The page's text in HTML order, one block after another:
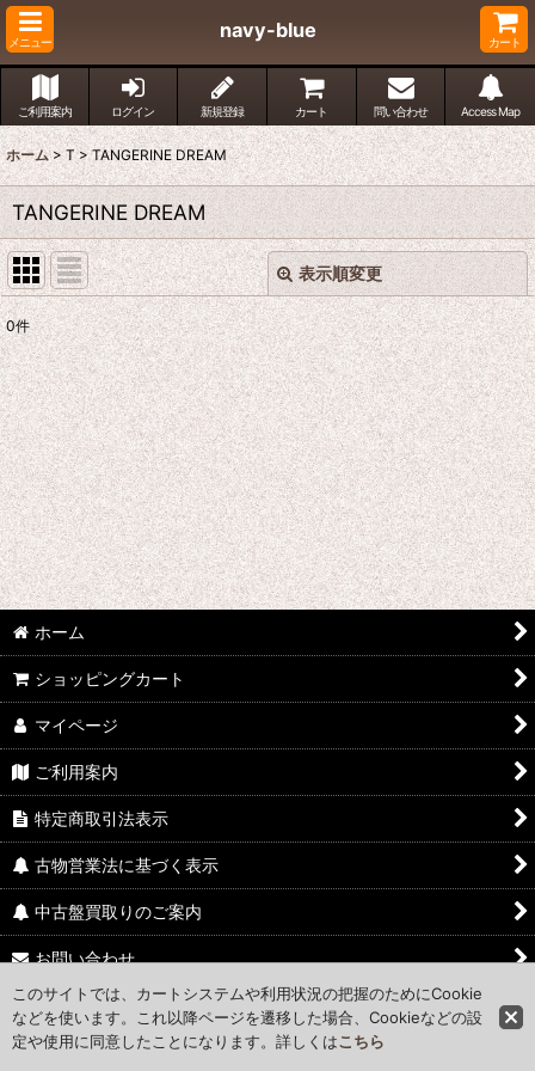
メニュー
navy-blue
カート
ご利用案内 ログイン 新規登録 カート 問い合わせ Access Map
ホーム > T > TANGERINE DREAM
TANGERINE DREAM
表示順変更
表示数:
並び順:
絞り込む
閉じる
0件
ホーム
ショッピングカート
マイページ
ご利用案内
特定商取引法表示
古物営業法に基づく表示
中古盤買取りのご案内
お問い合わせ
Access Map
このサイトでは、カートシステムや利用状況の把握のためにCookie
などを使います。これ以降ページを遷移した場合、Cookieなどの設
定や使用に同意したことになります。詳しくはこちら